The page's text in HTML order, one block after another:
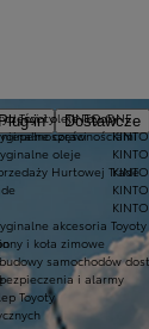
in
Dostawcze
Toyoty KINTO ONE
i oleje Toyoty
części
oleje
Hurtowej Trade
akcesoria Toyoty
i koła zimowe
samochodów
i alarmy
Toyoty